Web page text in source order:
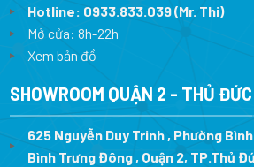
Hotline: 0933.833.039(Mr. Thi)
Mở cửa: 8h-22h
Xem bản đồ
SHOWROOM QUẬN 2 - THỦ ĐỨC
625 Nguyễn Duy Trinh , Phường Bình
Bình Trưng Đông , Quận 2, TP.Thủ